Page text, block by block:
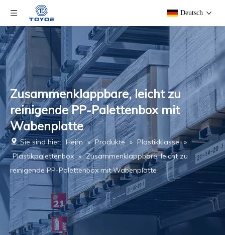
Deutsch
Zusammenklappbare, leicht zu
reinigende PP-Palettenbox mit
Wabenplatte
Sie sind hier: Heim » Produkte » Plastikklasse »
Plastikpalettenbox » Zusammenklappbare, leicht zu
reinigende PP-Palettenbox mit Wabenplatte